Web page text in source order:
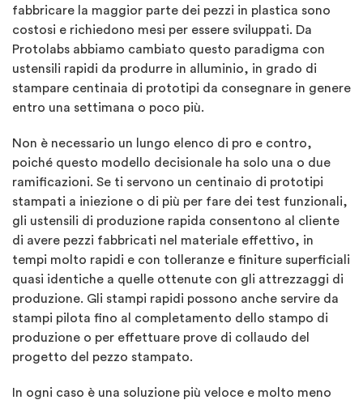
fabbricare la maggior parte dei pezzi in plastica sono
costosi e richiedono mesi per essere sviluppati. Da
Protolabs abbiamo cambiato questo paradigma con
ustensili rapidi da produrre in alluminio, in grado di
stampare centinaia di prototipi da consegnare in genere
entro una settimana o poco più.
Non è necessario un lungo elenco di pro e contro,
poiché questo modello decisionale ha solo una o due
ramificazioni. Se ti servono un centinaio di prototipi
stampati a iniezione o di più per fare dei test funzionali,
gli ustensili di produzione rapida consentono al cliente
di avere pezzi fabbricati nel materiale effettivo, in
tempi molto rapidi e con tolleranze e finiture superficiali
quasi identiche a quelle ottenute con gli attrezzaggi di
produzione. Gli stampi rapidi possono anche servire da
stampi pilota fino al completamento dello stampo di
produzione o per effettuare prove di collaudo del
progetto del pezzo stampato.
In ogni caso è una soluzione più veloce e molto meno